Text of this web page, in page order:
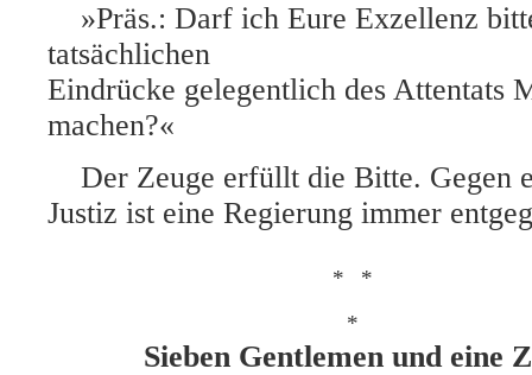
»Präs.: Darf ich Eure Exzellenz
tatsächlichen
Eindrücke gelegentlich des Attentats
machen?«
Der Zeuge erfüllt die Bitte. Gegen
Justiz ist eine Regierung immer
*
*
*
Sieben Gentlemen und eine